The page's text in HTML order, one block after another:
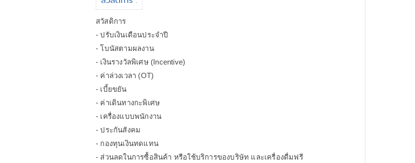
สวัสดิการ
- ปรับเงินเดือนประจำปี
- โบนัสตามผลงาน
- เงินรางวัลพิเศษ (Incentive)
- ค่าล่วงเวลา (OT)
- เบี้ยขยัน
- ค่าเดินทางกะพิเศษ
- เครื่องแบบพนักงาน
- ประกันสังคม
- กองทุนเงินทดแทน
- ส่วนลดในการซื้อสินค้า หรือใช้บริการของบริษัท และเครื่องดื่มฟรี